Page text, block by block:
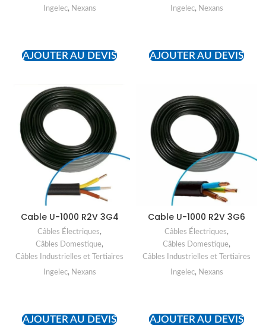
Ingelec, Nexans
AJOUTER AU DEVIS
Ingelec, Nexans
AJOUTER AU DEVIS
Cable U-1000 R2V 3G4
Câbles Électriques,
Câbles Domestique,
Câbles Industrielles et Tertiaires
Ingelec, Nexans
AJOUTER AU DEVIS
Cable U-1000 R2V 3G6
Câbles Électriques,
Câbles Domestique,
Câbles Industrielles et Tertiaires
Ingelec, Nexans
AJOUTER AU DEVIS